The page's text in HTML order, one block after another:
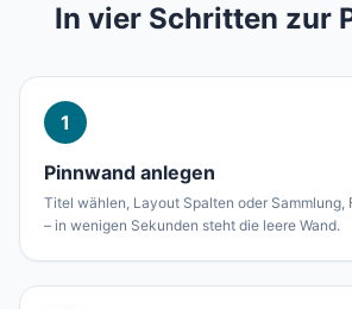
In vier Schritten zur
1
Pinnwand anlegen
Titel wählen, Layout Spalten oder Sammlung,
– in wenigen Sekunden steht die leere Wand.